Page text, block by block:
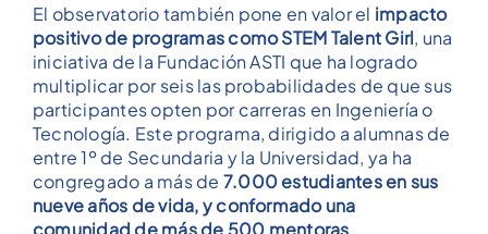
El observatorio también pone en valor el impacto
positivo de programas como STEM Talent Girl, una
iniciativa de la Fundación ASTI que ha logrado
multiplicar por seis las probabilidades de que sus
participantes opten por carreras en Ingeniería o
Tecnología. Este programa, dirigido a alumnas de
entre 1º de Secundaria y la Universidad, ya ha
congregado a más de 7.000 estudiantes en sus
nueve años de vida, y conformado una
comunidad de más de 500 mentoras.